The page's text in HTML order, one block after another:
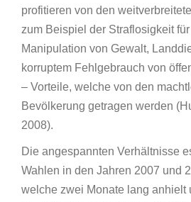
profitieren von den
zum Beispiel der Straflosigkeit
Manipulation von Gewalt,
korruptem Fehlgebrauch von
– Vorteile, welche von den
Bevölkerung getragen werden
2008).
Die angespannten Verhältnisse
Wahlen in den Jahren 2007 und
welche zwei Monate lang anhielt